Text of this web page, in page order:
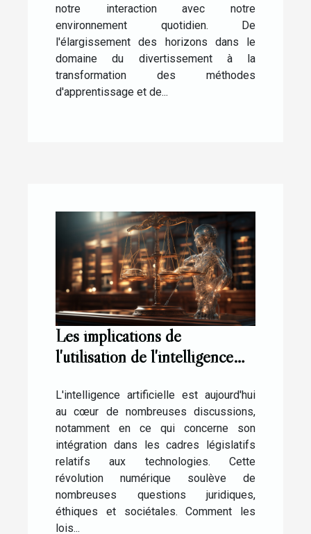
notre interaction avec notre
environnement quotidien. De
l'élargissement des horizons dans le
domaine du divertissement à la
transformation des méthodes
d'apprentissage et de...
Les implications de
l'utilisation de l'intelligence
lois sur la technologie
L'intelligence artificielle est aujourd'hui
au cœur de nombreuses discussions,
notamment en ce qui concerne son
intégration dans les cadres législatifs
relatifs aux technologies. Cette
révolution numérique soulève de
nombreuses questions juridiques,
éthiques et sociétales. Comment les
lois...